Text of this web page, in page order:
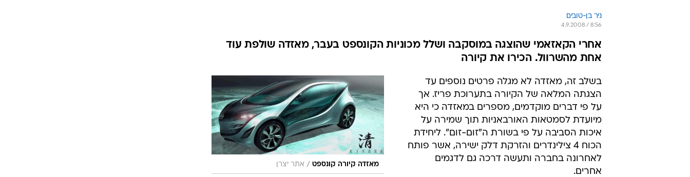
העברת בעלות
טוטאלוס
כתבו לנו
אביזרים לרכב
ניר בן-טובים
4.9.2008 / 8:56
אחרי הקאזאמי שהוצגה במוסקבה ושלל מכוניות הקונספט בעבר, מאזדה שולפת עוד
אחת מהשרוול. הכירו את קיורה
מאזדה קיורה קונספט / אתר יצרן
בשלב זה, מאזדה לא מגלה פרטים נוספים עד
הצגתה המלאה של הקיורה בתערוכת פריז. אך
על פי דברים מוקדמים, מספרים במאזדה כי היא
מיועדת לסמטאות האורבאניות תוך שמירה על
איכות הסביבה על פי בשורת ה"זום-זום". ליחידת
הכוח 4 צילינדרים והזרקת דלק ישירה, אשר פותח
לאחרונה בחברה ותעשה דרכה גם לדגמים
אחרים.